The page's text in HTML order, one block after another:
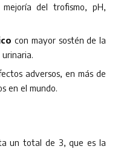
mejoría del trofismo, pH,
con mayor sostén de la
adversos, en más de
en el mundo.
un total de 3, que es la